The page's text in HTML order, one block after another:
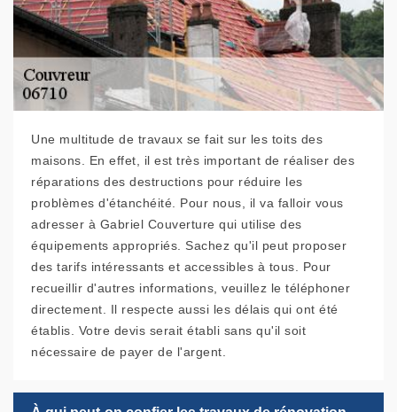
Une multitude de travaux se fait sur les toits des
maisons. En effet, il est très important de réaliser des
réparations des destructions pour réduire les
problèmes d'étanchéité. Pour nous, il va falloir vous
adresser à Gabriel Couverture qui utilise des
équipements appropriés. Sachez qu'il peut proposer
des tarifs intéressants et accessibles à tous. Pour
recueillir d'autres informations, veuillez le téléphoner
directement. Il respecte aussi les délais qui ont été
établis. Votre devis serait établi sans qu'il soit
nécessaire de payer de l'argent.